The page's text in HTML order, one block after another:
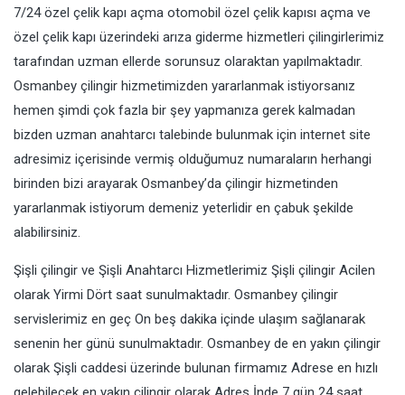
7/24 özel çelik kapı açma otomobil özel çelik kapısı açma ve
özel çelik kapı üzerindeki arıza giderme hizmetleri çilingirlerimiz
tarafından uzman ellerde sorunsuz olaraktan yapılmaktadır.
Osmanbey çilingir hizmetimizden yararlanmak istiyorsanız
hemen şimdi çok fazla bir şey yapmanıza gerek kalmadan
bizden uzman anahtarcı talebinde bulunmak için internet site
adresimiz içerisinde vermiş olduğumuz numaraların herhangi
birinden bizi arayarak Osmanbey’da çilingir hizmetinden
yararlanmak istiyorum demeniz yeterlidir en çabuk şekilde
alabilirsiniz.
Şişli çilingir ve Şişli Anahtarcı Hizmetlerimiz Şişli çilingir Acilen
olarak Yirmi Dört saat sunulmaktadır. Osmanbey çilingir
servislerimiz en geç On beş dakika içinde ulaşım sağlanarak
senenin her günü sunulmaktadır. Osmanbey de en yakın çilingir
olarak Şişli caddesi üzerinde bulunan firmamız Adrese en hızlı